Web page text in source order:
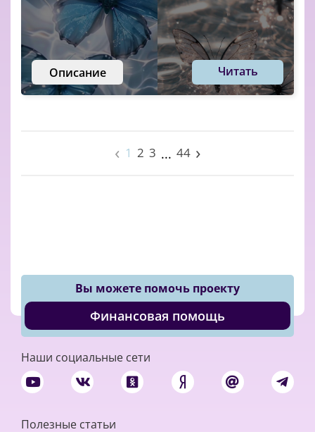
Описание Читать
‹ 1 2 3 ... 44 ›
Вы можете помочь проекту
Финансовая помощь
Наши социальные сети
Полезные статьи